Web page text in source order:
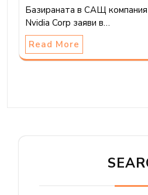
Базираната в САЩ
Nvidia Corp заяви в…
Read More